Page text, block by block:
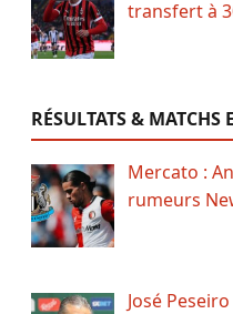
transfert à
RÉSULTATS & MATCHS
Mercato :
rumeurs
José